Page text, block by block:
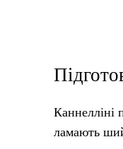
Каннелліні
ламають